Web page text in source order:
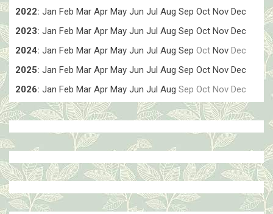
2022: Jan Feb Mar Apr May Jun Jul Aug Sep Oct Nov Dec
2023: Jan Feb Mar Apr May Jun Jul Aug Sep Oct Nov Dec
2024: Jan Feb Mar Apr May Jun Jul Aug Sep Oct Nov Dec
2025: Jan Feb Mar Apr May Jun Jul Aug Sep Oct Nov Dec
2026: Jan Feb Mar Apr May Jun Jul Aug Sep Oct Nov Dec